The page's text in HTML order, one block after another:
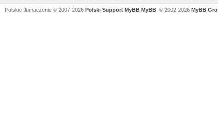
Polskie tłumaczenie © 2007-2026 Polski Support MyBB MyBB , © 2002-2026 MyBB